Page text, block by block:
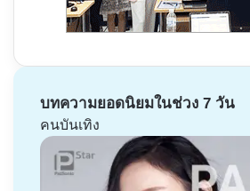
บทความยอดนิยมในช่วง 7 วัน
คนบันเทิง